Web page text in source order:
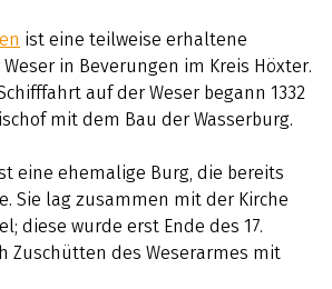
ist eine teilweise erhaltene
in Beverungen im Kreis Höxter.
auf der Weser begann 1332
mit dem Bau der Wasserburg.
eine ehemalige Burg, die bereits
Sie lag zusammen mit der Kirche
diese wurde erst Ende des 17.
Zuschütten des Weserarmes mit